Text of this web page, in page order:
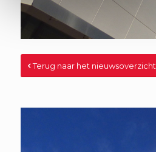
Terug naar het nieuwsoverzicht